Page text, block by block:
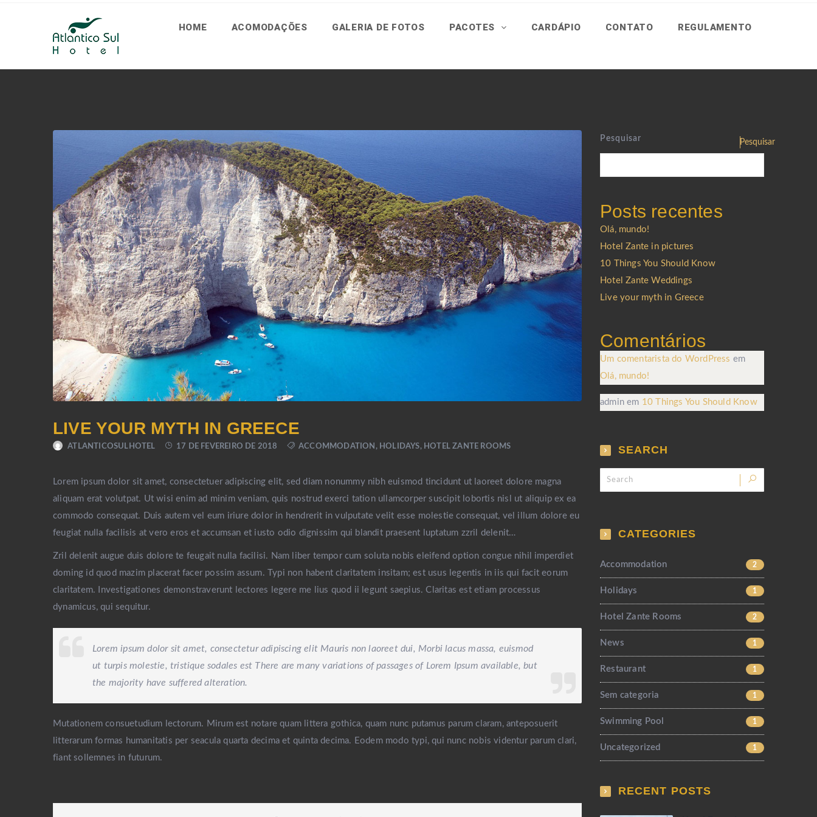
HOME ACOMODAÇÕES GALERIA DE FOTOS PACOTES CARDÁPIO CONTATO REGULAMENTO
LIVE YOUR MYTH IN GREECE
ATLANTICOSULHOTEL 17 DE FEVEREIRO DE 2018 ACCOMMODATION , HOLIDAYS, HOTEL ZANTE ROOMS
Lorem ipsum dolor sit amet, consectetuer adipiscing elit, sed diam nonummy nibh euismod tincidunt ut laoreet dolore magna
aliquam erat volutpat. Ut wisi enim ad minim veniam, quis nostrud exerci tation ullamcorper suscipit lobortis nisl ut aliquip ex ea
commodo consequat. Duis autem vel eum iriure dolor in hendrerit in vulputate velit esse molestie consequat, vel illum dolore eu
feugiat nulla facilisis at vero eros et accumsan et iusto odio dignissim qui blandit praesent luptatum zzril delenit…
Zril delenit augue duis dolore te feugait nulla facilisi. Nam liber tempor cum soluta nobis eleifend option congue nihil imperdiet
doming id quod mazim placerat facer possim assum. Typi non habent claritatem insitam; est usus legentis in iis qui facit eorum
claritatem. Investigationes demonstraverunt lectores legere me lius quod ii legunt saepius. Claritas est etiam processus
dynamicus, qui sequitur.
Lorem ipsum dolor sit amet, consectetur adipiscing elit Mauris non laoreet dui, Morbi lacus massa, euismod
ut turpis molestie, tristique sodales est There are many variations of passages of Lorem Ipsum available, but
the majority have suffered alteration.
Mutationem consuetudium lectorum. Mirum est notare quam littera gothica, quam nunc putamus parum claram, anteposuerit
litterarum formas humanitatis per seacula quarta decima et quinta decima. Eodem modo typi, qui nunc nobis videntur parum clari,
fiant sollemnes in futurum.
Pesquisar Pesquisar
Posts recentes
Olá, mundo!
Hotel Zante in pictures
10 Things You Should Know
Hotel Zante Weddings
Live your myth in Greece
Comentários
Um comentarista do WordPress em
Olá, mundo!
admin em 10 Things You Should Know
SEARCH
CATEGORIES
Accommodation 2
Holidays 1
Hotel Zante Rooms 2
News 1
Restaurant 1
Sem categoria 1
Swimming Pool 1
Uncategorized 1
RECENT POSTS